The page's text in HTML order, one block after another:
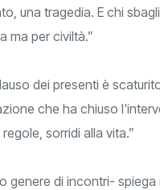
una tragedia. E chi
ma per civiltà.”
dei presenti è
che ha chiuso
sorridi alla vita.”
genere di incontri- spiega